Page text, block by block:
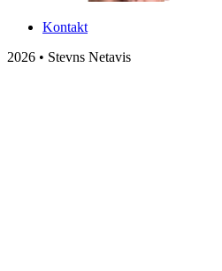
Kontakt
2026 • Stevns Netavis